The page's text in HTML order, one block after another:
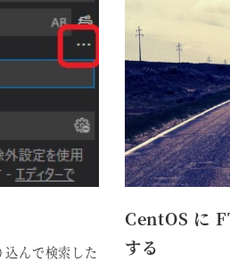
んで検索した
CentOS に
する